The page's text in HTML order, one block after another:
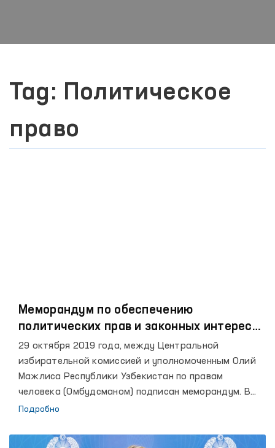
Tag: Политическое
право
Меморандум по обеспечению
политических прав и законных интересов
граждан между Центральной
избирательной комиссией и
уполномоченным Олий Мажлиса
Республики Узбекистан по правам
человека (Омбудсманом).
29 октября 2019 года, между Центральной
избирательной комиссией и уполномоченным Олий
Мажлиса Республики Узбекистан по правам
человека (Омбудсманом) подписан меморандум. В
соответствии с меморандумом, стороны будут
прав и законных интересов граждан в рамках
Подробно